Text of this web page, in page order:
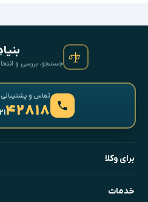
جستجو، بررسی و
تماس و پشتیبانی ·
۴۲۸۱۸-
برای وکلا
خدمات